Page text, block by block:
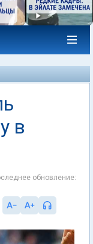
в
обновление: